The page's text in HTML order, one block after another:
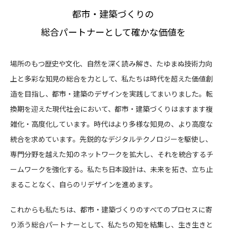
都市・建築づくりの
総合パートナーとして確かな価値を
場所のもつ歴史や文化、自然を深く読み解き、たゆまぬ技術力向
上と多彩な知見の総合を力として、私たちは時代を超えた価値創
造を目指し、都市・建築のデザインを実践してまいりました。転
換期を迎えた現代社会において、都市・建築づくりはますます複
雑化・高度化しています。時代はより多様な知見の、より高度な
統合を求めています。先鋭的なデジタルテクノロジーを駆使し、
専門分野を越えた知のネットワークを拡大し、それを統合するチ
ームワークを強化する。私たち日本設計は、未来を拓き、立ち止
まることなく、自らのリデザインを進めます。
これからも私たちは、都市・建築づくりのすべてのプロセスに寄
り添う総合パートナーとして、私たちの知を結集し、生き生きと